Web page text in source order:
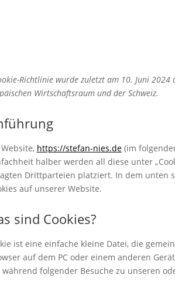
Richtlinie wurde zuletzt am 10. Juni
Wirtschaftsraum und der Schweiz.
https://stefan-nies.de(im
halber werden all diese unter
Drittparteien platziert. In dem unten
auf unserer Website.
sind Cookies?
ist eine einfache kleine Datei, die
auf dem PC oder einem anderen
während folgender Besuche zu unseren